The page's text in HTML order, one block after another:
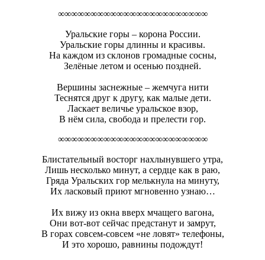
∞∞∞∞∞∞∞∞∞∞∞∞∞∞∞∞∞∞∞∞∞∞∞
Уральские горы – корона России.
Уральские горы длинны и красивы.
На каждом из склонов громадные сосны,
Зелёные летом и осенью поздней.
Вершины заснежные – жемчуга нити
Теснятся друг к другу, как малые дети.
Ласкает величье уральское взор,
В нём сила, свобода и прелести гор.
∞∞∞∞∞∞∞∞∞∞∞∞∞∞∞∞∞∞∞∞∞∞∞
Блистательный восторг нахлынувшего утра,
Лишь несколько минут, а сердце как в раю,
Гряда Уральских гор мелькнула на минуту,
Их ласковый приют мгновенно узнаю…
Их вижу из окна вверх мчащего вагона,
Они вот-вот сейчас предстанут и замрут,
В горах совсем-совсем «не ловят» телефоны,
И это хорошо, равнины подождут!